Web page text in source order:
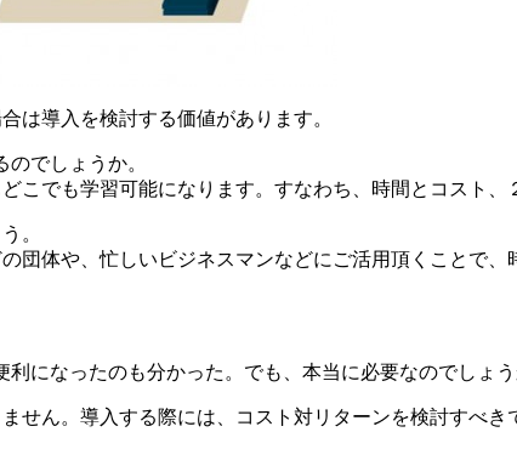
は導入を検討する価値があります。
でしょうか。
こでも学習可能になります。すなわち、時間とコスト
。
団体や、忙しいビジネスマンなどにご活用頂くことで、
になったのも分かった。でも、本当に必要なのでしょう
せん。導入する際には、コスト対リターンを検討すべき